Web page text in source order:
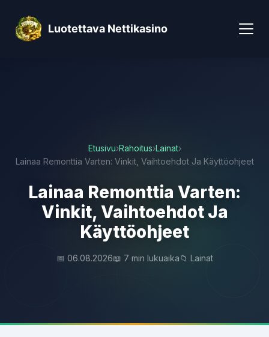
Luotettava Nettikasino
Etusivu›Rahoitus›Lainat›
Lainaa Remonttia Varten: Vinkit, Vaihtoehdot Ja Käyttöohjeet
Lainaa Remonttia Varten:
Vinkit, Vaihtoehdot Ja
Käyttöohjeet
📅 06.08.2026📖 7 min lukuaika📁 Lainat